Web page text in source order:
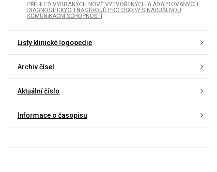
PŘEHLED VYBRANÝCH NOVĚ VYTVOŘENÝCH A ADAPTOVANÝCH
DIAGNOSTICKÝCH NÁSTROJŮ PRO OSOBY S NARUŠENOU
KOMUNIKAČNÍ SCHOPNOSTÍ
Listy klinické logopedie
Archiv čísel
Aktuální číslo
Informace o časopisu